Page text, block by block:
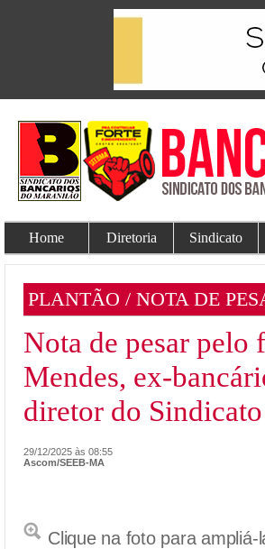
Home Diretoria Sindicato
PLANTÃO / NOTA DE
Nota de pesar pelo
Mendes, ex-
diretor do Sindicato
29/12/2025 às 08:55
Ascom/SEEB-MA
Clique na foto para ampliá-